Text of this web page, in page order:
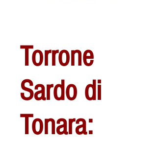
Torrone
Sardo di
Tonara: